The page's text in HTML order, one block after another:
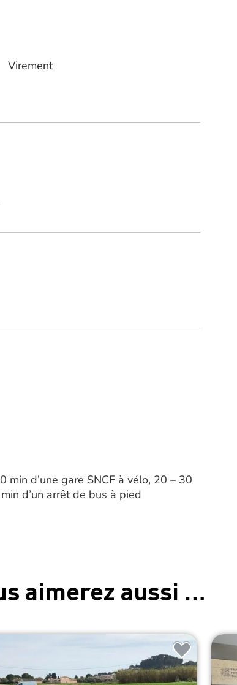
Virement
min d’une gare SNCF à vélo, 20 – 30
d’un arrêt de bus à pied
aimerez aussi …